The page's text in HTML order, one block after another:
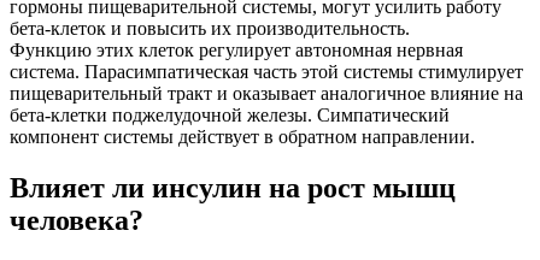
гормоны пищеварительной системы, могут усилить работу
бета-клеток и повысить их производительность.
Функцию этих клеток регулирует автономная нервная
система. Парасимпатическая часть этой системы стимулирует
пищеварительный тракт и оказывает аналогичное влияние на
бета-клетки поджелудочной железы. Симпатический
компонент системы действует в обратном направлении.
Влияет ли инсулин на рост мышц
человека?